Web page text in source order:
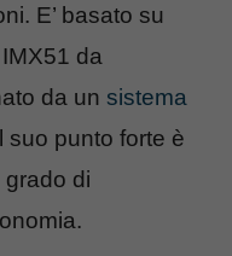
E’ basato su
da
da un sistema
suo punto forte è
di